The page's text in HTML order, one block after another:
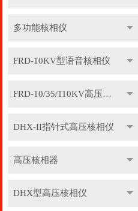
多功能核相仪
FRD-10KV型语音核相仪
FRD-10/35/110KV高压语音核相器
DHX-II指针式高压核相仪
高压核相器
DHX型高压核相仪